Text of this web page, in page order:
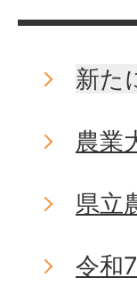
新た
農業
県立
令和